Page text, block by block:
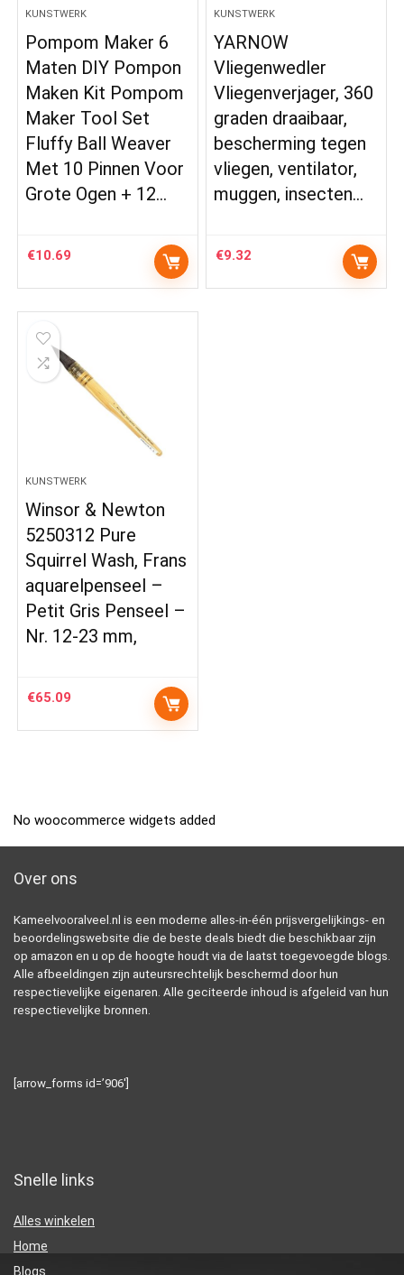
KUNSTWERK
Pompom Maker 6
Maten DIY Pompon
Maken Kit Pompom
Maker Tool Set
Fluffy Ball Weaver
Met 10 Pinnen Voor
Grote Ogen + 12…
€10.69
KUNSTWERK
YARNOW
Vliegenwedler
Vliegenverjager, 360
graden draaibaar,
bescherming tegen
vliegen, ventilator,
muggen, insecten…
€9.32
KUNSTWERK
Winsor & Newton
5250312 Pure
Squirrel Wash, Frans
aquarelpenseel –
Petit Gris Penseel –
Nr. 12-23 mm,
€65.09
No woocommerce widgets added
Over ons
Kameelvooralveel.nl is een moderne alles-in-één prijsvergelijkings- en
beoordelingswebsite die de beste deals biedt die beschikbaar zijn
op amazon en u op de hoogte houdt via de laatst toegevoegde blogs.
Alle afbeeldingen zijn auteursrechtelijk beschermd door hun
respectievelijke eigenaren. Alle geciteerde inhoud is afgeleid van hun
respectievelijke bronnen.
[arrow_forms id=’906′]
Snelle links
Alles winkelen
Home
Blogs